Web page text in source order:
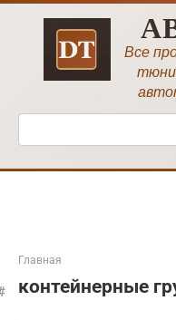
Перейти
Все
Поиск:
Главная
контейнерные